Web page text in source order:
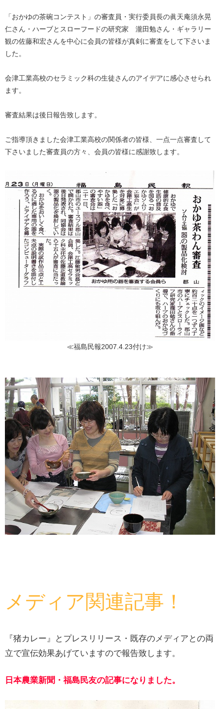
「おかゆの茶碗コンテスト」の審査員・実行委員長の眞天庵須永晃
仁さん・ハーブとスローフードの研究家 瀧田勉さん・ギャラリー
観の佐藤和宏さんを中心に会員の皆様が真剣に審査をして下さいま
した。
会津工業高校のセラミック科の生徒さんのアイデアに感心させられ
ます。
審査結果は後日報告致します。
ご指導頂きました会津工業高校の関係者の皆様、一点一点審査して
下さいました審査員の方々、会員の皆様に感謝致します。
≪福島民報2007.4.23付け≫
メディア関連記事！
『猪カレー』とプレスリリース・既存のメディアとの両
立で宣伝効果あげていますので報告致します。
日本農業新聞・福島民友の記事になりました。